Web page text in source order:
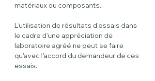
matériaux ou composants.
L'utilisation de résultats d'essais dans
le cadre d'une appréciation de
laboratoire agréé ne peut se faire
qu'avec l'accord du demandeur de ces
essais.